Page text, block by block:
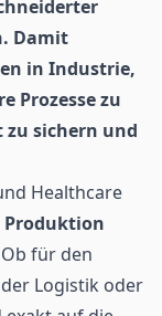
Damit
in Industrie,
Prozesse zu
sichern und
Healthcare
Produktion
für den
Logistik oder